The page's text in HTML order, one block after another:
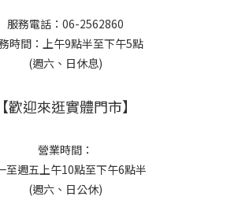
服務電話：06-2562860
時間：上午9點半至下午5點
(週六、日休息)
【歡迎來逛實體門市】
營業時間：
至週五上午10點至下午6點半
(週六、日公休)